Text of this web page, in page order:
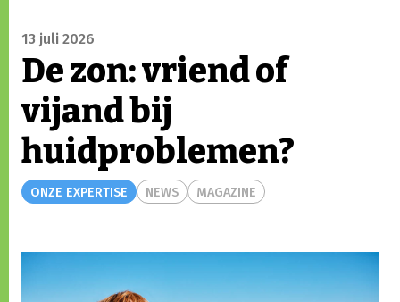
13 juli 2026
De zon: vriend of
vijand bij
huidproblemen?
ONZE EXPERTISE NEWS MAGAZINE